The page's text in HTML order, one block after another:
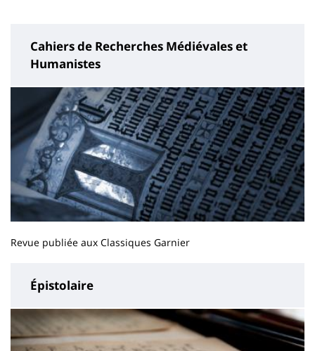
Cahiers de Recherches Médiévales et
Humanistes
Revue publiée aux Classiques Garnier
Épistolaire